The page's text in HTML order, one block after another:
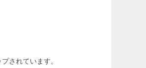
されています。